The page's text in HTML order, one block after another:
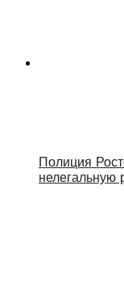
Полиция
нелегальную